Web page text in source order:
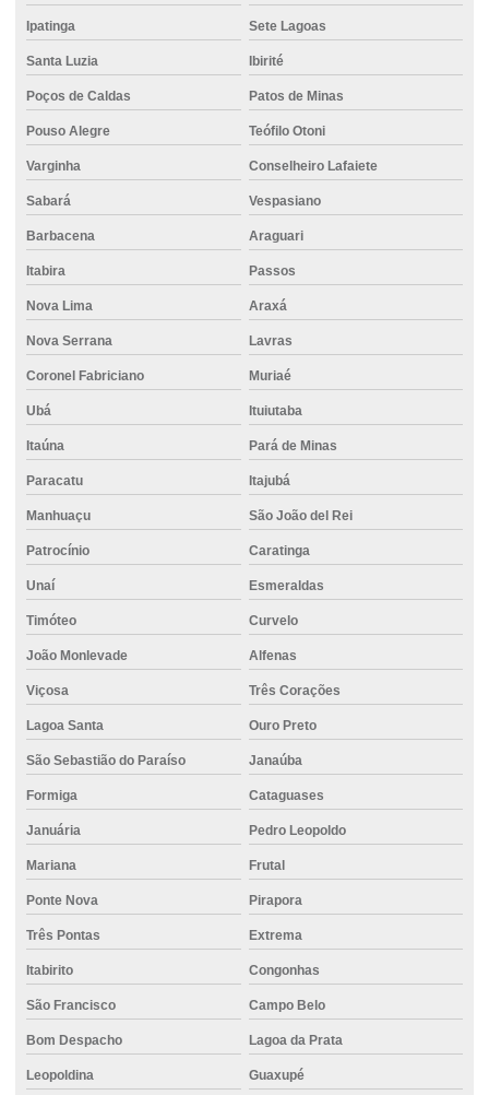
Cimento em bh
Cimento para concreto armado
Cimento em contagem
Cimento csn
Cimento distribuidora
Cimento em divinopolis
Cimento ensacado Betim
Cimento ensacado para lajes
Cimento estrutural
Cimento para fundação
Cimento para fundações e estruturas de concreto
Cimento mais barato
Cimento mizu
Cimento para obras de fundação e estrutura
Cimento para pavimentação
Cimento para pequenas construções
Cimento para pilares
Cimento portland ensacado
Cimento para reformas
Cimento resistente à compressão
Cimento uau
Cimento usinado
Ipatinga Sete Lagoas
Santa Luzia Ibirité
Poços de Caldas Patos de Minas
Pouso Alegre Teófilo Otoni
Varginha Conselheiro Lafaiete
Sabará Vespasiano
Barbacena Araguari
Itabira Passos
Nova Lima Araxá
Nova Serrana Lavras
Coronel Fabriciano Muriaé
Ubá Ituiutaba
Itaúna Pará de Minas
Paracatu Itajubá
Manhuaçu São João del Rei
Patrocínio Caratinga
Unaí Esmeraldas
Timóteo Curvelo
João Monlevade Alfenas
Viçosa Três Corações
Lagoa Santa Ouro Preto
São Sebastião do Paraíso Janaúba
Formiga Cataguases
Januária Pedro Leopoldo
Mariana Frutal
Ponte Nova Pirapora
Três Pontas Extrema
Itabirito Congonhas
São Francisco Campo Belo
Bom Despacho Lagoa da Prata
Leopoldina Guaxupé